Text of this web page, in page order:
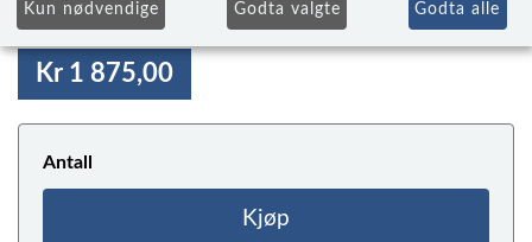
Kr 1 875,00
Antall
Kjøp
Kun nødvendige Godta valgte Godta alle